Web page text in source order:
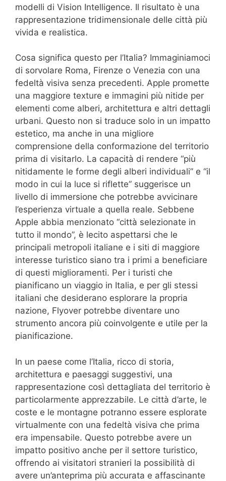
modelli di Vision Intelligence. Il risultato è una
rappresentazione tridimensionale delle città più
vivida e realistica.
Cosa significa questo per l’Italia? Immaginiamoci
di sorvolare Roma, Firenze o Venezia con una
fedeltà visiva senza precedenti. Apple promette
una maggiore texture e immagini più nitide per
elementi come alberi, architettura e altri dettagli
urbani. Questo non si traduce solo in un impatto
estetico, ma anche in una migliore
comprensione della conformazione del territorio
prima di visitarlo. La capacità di rendere “più
nitidamente le forme degli alberi individuali” e “il
modo in cui la luce si riflette” suggerisce un
livello di immersione che potrebbe avvicinare
l’esperienza virtuale a quella reale. Sebbene
Apple abbia menzionato “città selezionate in
tutto il mondo”, è lecito aspettarsi che le
principali metropoli italiane e i siti di maggiore
interesse turistico siano tra i primi a beneficiare
di questi miglioramenti. Per i turisti che
pianificano un viaggio in Italia, e per gli stessi
italiani che desiderano esplorare la propria
nazione, Flyover potrebbe diventare uno
strumento ancora più coinvolgente e utile per la
pianificazione.
In un paese come l’Italia, ricco di storia,
architettura e paesaggi suggestivi, una
rappresentazione così dettagliata del territorio è
particolarmente apprezzabile. Le città d’arte, le
coste e le montagne potranno essere esplorate
virtualmente con una fedeltà visiva che prima
era impensabile. Questo potrebbe avere un
impatto positivo anche per il settore turistico,
offrendo ai visitatori stranieri la possibilità di
avere un’anteprima più accurata e affascinante